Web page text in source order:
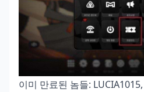
이미 만료된 놈들: